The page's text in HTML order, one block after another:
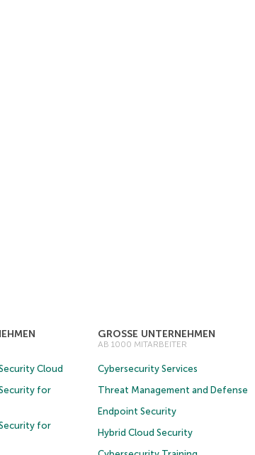
Cloud
for
for
GROSSE UNTERNEHMEN
AB 1000 MITARBEITER
Cybersecurity Services
Threat Management and Defense
Endpoint Security
Hybrid Cloud Security